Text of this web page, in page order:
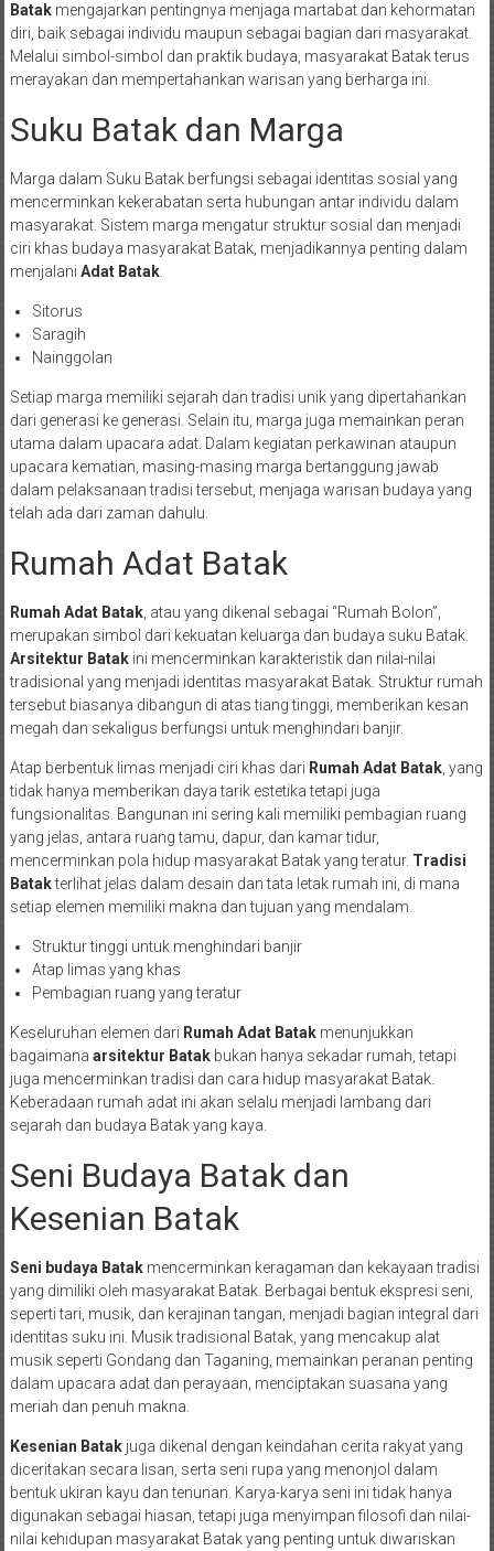
Batakmengajarkan pentingnya menjaga martabat dan kehormatan
diri, baik sebagai individu maupun sebagai bagian dari masyarakat.
Melalui simbol-simbol dan praktik budaya, masyarakat Batak terus
merayakan dan mempertahankan warisan yang berharga ini.
Suku Batak dan Marga
Marga dalam Suku Batak berfungsi sebagai identitas sosial yang
mencerminkan kekerabatan serta hubungan antar individu dalam
masyarakat. Sistem marga mengatur struktur sosial dan menjadi
ciri khas budaya masyarakat Batak, menjadikannya penting dalam
menjalani Adat Batak.
Sitorus
Saragih
Nainggolan
Setiap marga memiliki sejarah dan tradisi unik yang dipertahankan
dari generasi ke generasi. Selain itu, marga juga memainkan peran
utama dalam upacara adat. Dalam kegiatan perkawinan ataupun
upacara kematian, masing-masing marga bertanggung jawab
dalam pelaksanaan tradisi tersebut, menjaga warisan budaya yang
telah ada dari zaman dahulu.
Rumah Adat Batak
Rumah Adat Batak, atau yang dikenal sebagai “Rumah Bolon”,
merupakan simbol dari kekuatan keluarga dan budaya suku Batak.
Arsitektur Batakini mencerminkan karakteristik dan nilai-nilai
tradisional yang menjadi identitas masyarakat Batak. Struktur rumah
tersebut biasanya dibangun di atas tiang tinggi, memberikan kesan
megah dan sekaligus berfungsi untuk menghindari banjir.
Atap berbentuk limas menjadi ciri khas dari Rumah Adat Batak, yang
tidak hanya memberikan daya tarik estetika tetapi juga
fungsionalitas. Bangunan ini sering kali memiliki pembagian ruang
yang jelas, antara ruang tamu, dapur, dan kamar tidur,
mencerminkan pola hidup masyarakat Batak yang teratur. Tradisi
Batakterlihat jelas dalam desain dan tata letak rumah ini, di mana
setiap elemen memiliki makna dan tujuan yang mendalam.
Struktur tinggi untuk menghindari banjir
Atap limas yang khas
Pembagian ruang yang teratur
Keseluruhan elemen dari Rumah Adat Batakmenunjukkan
bagaimana arsitektur Batakbukan hanya sekadar rumah, tetapi
juga mencerminkan tradisi dan cara hidup masyarakat Batak.
Keberadaan rumah adat ini akan selalu menjadi lambang dari
sejarah dan budaya Batak yang kaya.
Seni Budaya Batak dan
Kesenian Batak
Seni budaya Batakmencerminkan keragaman dan kekayaan tradisi
yang dimiliki oleh masyarakat Batak. Berbagai bentuk ekspresi seni,
seperti tari, musik, dan kerajinan tangan, menjadi bagian integral dari
identitas suku ini. Musik tradisional Batak, yang mencakup alat
musik seperti Gondang dan Taganing, memainkan peranan penting
dalam upacara adat dan perayaan, menciptakan suasana yang
meriah dan penuh makna.
Kesenian Batakjuga dikenal dengan keindahan cerita rakyat yang
diceritakan secara lisan, serta seni rupa yang menonjol dalam
bentuk ukiran kayu dan tenunan. Karya-karya seni ini tidak hanya
digunakan sebagai hiasan, tetapi juga menyimpan filosofi dan nilai-
nilai kehidupan masyarakat Batak yang penting untuk diwariskan